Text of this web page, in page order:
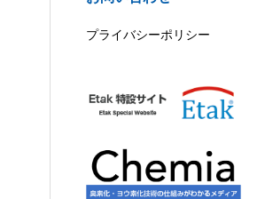
プライバシーポリシー